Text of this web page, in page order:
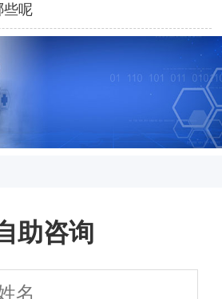
些呢
助咨询